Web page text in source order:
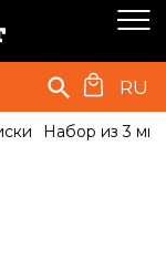
RU
Набор из 3